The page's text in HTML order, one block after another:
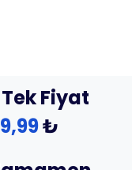
Fiyat
₺